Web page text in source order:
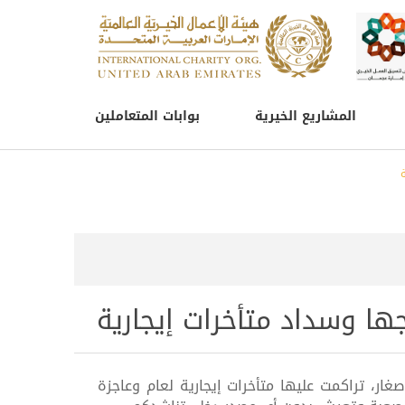
المشاريع الخيرية
وسداد متأخرات إيجارية
تراكمت عليها متأخرات إيجارية لعام وعاجزة